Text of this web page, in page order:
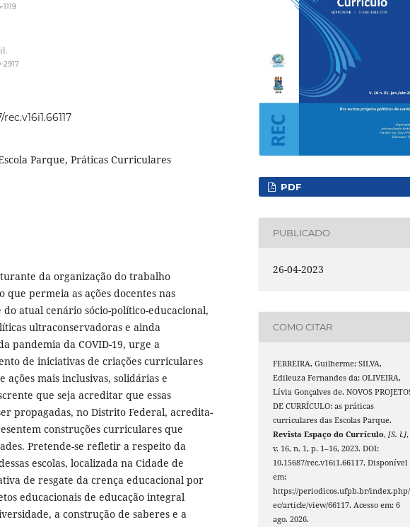
Parque, Práticas Curriculares
da organização do trabalho
que permeia as ações docentes nas
atual cenário sócio-político-educacional,
ultraconservadoras e ainda
pandemia da COVID-19, urge a
de iniciativas de criações curriculares
ações mais inclusivas, solidárias e
que seja acreditar que essas
propagadas, no Distrito Federal, acredita-
construções curriculares que
Pretende-se refletir a respeito da
escolas, localizada na Cidade de
de resgate da crença educacional por
educacionais de educação integral
a construção de saberes e a
PDF
PUBLICADO
26-04-2023
COMO CITAR
FERREIRA, Guilherme; SILVA,
Edileuza Fernandes da; OLIVEIRA,
Lívia Gonçalves de. NOVOS
DE CURRÍCULO: as práticas
curriculares das Escolas Parque.
Revista Espaço do Currículo,[S. l.],
v. 16, n. 1, p. 1–16, 2023. DOI:
10.15687/rec.v16i1.66117. Disponível
em:
https://periodicos.ufpb.br/
ec/article/view/66117. Acesso em: 6
ago. 2026.